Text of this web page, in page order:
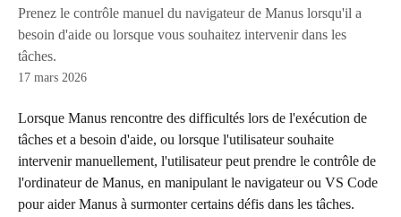
Prenez le contrôle manuel du navigateur de Manus lorsqu'il a
besoin d'aide ou lorsque vous souhaitez intervenir dans les
tâches.
17 mars 2026
Lorsque Manus rencontre des difficultés lors de l'exécution de
tâches et a besoin d'aide, ou lorsque l'utilisateur souhaite
intervenir manuellement, l'utilisateur peut prendre le contrôle de
l'ordinateur de Manus, en manipulant le navigateur ou VS Code
pour aider Manus à surmonter certains défis dans les tâches.